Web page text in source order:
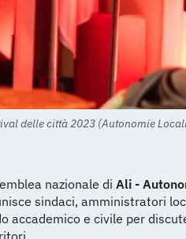
delle città 2023 (Autonomie
nazionale di Ali -
sindaci, amministratori
accademico e civile per